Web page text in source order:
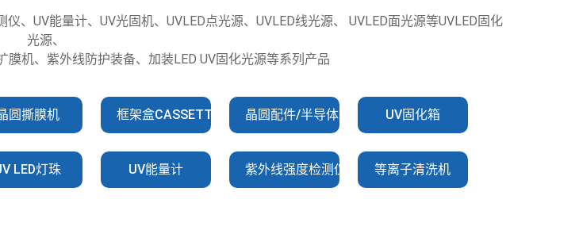
、UV能量计、UV光固机、UVLED点光源、UVLED线光源、 UVLED面光源等UVLED固化
光源、
膜机、紫外线防护装备、加装LED UV固化光源等系列产品
圆撕膜机 框架盒CASSETTE 晶圆配件/半导体耗材 UV固化箱
LED灯珠 UV能量计 紫外线强度检测仪 等离子清洗机